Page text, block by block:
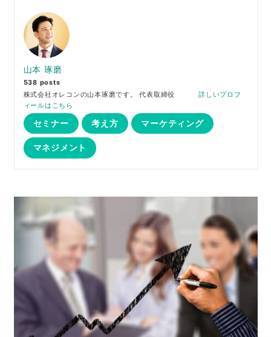
山本 琢磨
538 posts
株式会社オレコンの山本琢磨です。 代表取締役 詳しいプロフ
ィールはこちら
セミナー 考え方 マーケティング
マネジメント